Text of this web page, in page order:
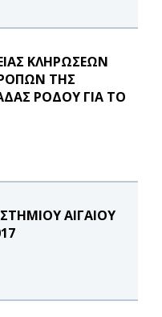
ΚΛΗΡΩΣΕΩΝ
ΤΗΣ
ΡΟΔΟΥ ΓΙΑ ΤΟ
ΑΙΓΑΙΟΥ